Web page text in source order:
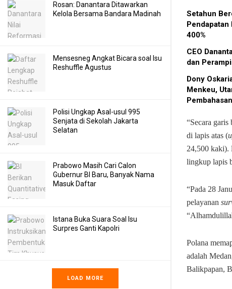
Rosan: Danantara Ditawarkan
Kelola Bersama Bandara Madinah
Mensesneg Angkat Bicara soal Isu
Reshuffle Agustus
Polisi Ungkap Asal-usul 995
Senjata di Sekolah Jakarta
Selatan
Prabowo Masih Cari Calon
Gubernur BI Baru, Banyak Nama
Masuk Daftar
Istana Buka Suara Soal Isu
Surpres Ganti Kapolri
LOAD MORE
Setahun
Pendapatan
400%
CEO
dan
Dony
Menkeu,
“Secara
di lapis atas (
24,500 kaki).
lingkup lapis
“Pada 28
pelayanan
Polana
adalah
Balikpapan,